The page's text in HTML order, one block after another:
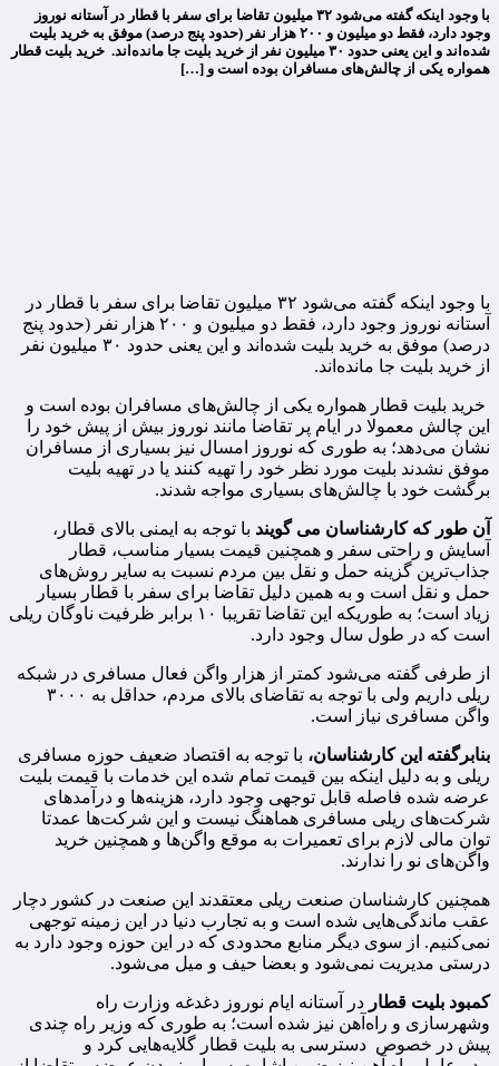
با وجود اینکه گفته می‌شود ۳۲ میلیون تقاضا برای سفر با قطار در آستانه نوروز
وجود دارد، فقط دو میلیون و ۲۰۰ هزار نفر (حدود پنج درصد) موفق به خرید بلیت
شده‌اند و این یعنی حدود ۳۰ میلیون نفر از خرید بلیت جا مانده‌اند. خرید بلیت قطار
همواره یکی از چالش‌های مسافران بوده‌ است و […]
با وجود اینکه گفته می‌شود ۳۲ میلیون تقاضا برای سفر با قطار در
آستانه نوروز وجود دارد، فقط دو میلیون و ۲۰۰ هزار نفر (حدود پنج
درصد) موفق به خرید بلیت شده‌اند و این یعنی حدود ۳۰ میلیون نفر
از خرید بلیت جا مانده‌اند.
خرید بلیت قطار همواره یکی از چالش‌های مسافران بوده‌ است و
این چالش معمولا در ایام پر تقاضا مانند نوروز بیش از پیش خود را
نشان می‌دهد؛ به طوری که نوروز امسال نیز بسیاری از مسافران
موفق نشدند بلیت مورد نظر خود را تهیه کنند یا در تهیه بلیت
برگشت خود با چالش‌های بسیاری مواجه شدند.
آن طور که کارشناسان می گویند با توجه به ایمنی بالای قطار،
آسایش و راحتی سفر و همچنین قیمت بسیار مناسب، قطار
جذاب‌ترین گزینه حمل و نقل بین مردم نسبت به سایر روش‌های
حمل و نقل است و به همین دلیل تقاضا برای سفر با قطار بسیار
زیاد است؛ به طوریکه این تقاضا تقریبا ۱۰ برابر ظرفیت ناوگان ریلی
است که در طول سال وجود دارد.
از طرفی گفته می‌شود کمتر از هزار واگن فعال مسافری در شبکه
ریلی داریم ولی با توجه به تقاضای بالای مردم، حداقل به ۳۰۰۰
واگن مسافری نیاز است.
بنابرگفته این کارشناسان، با توجه به اقتصاد ضعیف حوزه مسافری
ریلی و به دلیل اینکه بین قیمت تمام شده این خدمات با قیمت بلیت
عرضه شده فاصله قابل توجهی وجود دارد، هزینه‌ها و درآمدهای
شرکت‌های ریلی مسافری هماهنگ نیست و این شرکت‌ها عمدتا
توان مالی لازم برای تعمیرات به موقع واگن‌ها و همچنین خرید
واگن‌های نو را ندارند.
همچنین کارشناسان صنعت ریلی معتقدند این صنعت در کشور دچار
عقب ماندگی‌هایی شده است و به تجارب دنیا در این زمینه توجهی
نمی‌کنیم. از سوی دیگر منابع محدودی که در این حوزه وجود دارد به
درستی مدیریت نمی‌شود و بعضا حیف و میل می‌شود.
کمبود بلیت قطار در آستانه ایام نوروز دغدغه وزارت راه
وشهرسازی و راه‌آهن نیز شده است؛ به طوری که وزیر راه چندی
پیش در خصوص دسترسی به بلیت قطار گلایه‌هایی کرد و